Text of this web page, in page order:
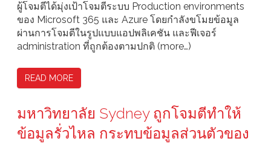
ผู้โจมตีได้มุ่งเป้าโจมตีระบบ Production environments
ของ Microsoft 365 และ Azure โดยกำลังขโมยข้อมูล
ผ่านการโจมตีในรูปแบบแอปพลิเคชัน และฟีเจอร์
administration ที่ถูกต้องตามปกติ (more…)
READ MORE
มหาวิทยาลัย Sydney ถูกโจมตีทำให้
ข้อมูลรั่วไหล กระทบข้อมูลส่วนตัวของ